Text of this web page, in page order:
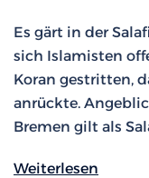
Es gärt in der
sich Islamisten
Koran gestritten,
anrückte.
Bremen gilt als
Weiterlesen